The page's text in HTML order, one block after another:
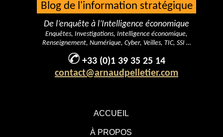
ACCUEIL
À PROPOS
Blog de l'information stratégique
De l’enquête à l’Intelligence économique
Enquêtes, Investigations, Intelligence économique,
Renseignement, Numérique, Cyber, Veilles, TIC, SSI …
+33 (0)1 39 35 25 14
contact@arnaudpelletier.com